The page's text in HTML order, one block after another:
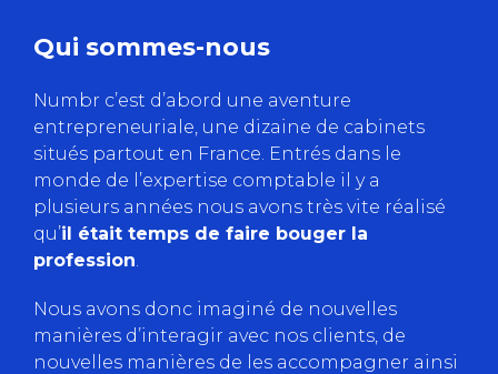
Qui sommes-nous
Numbr c’est d’abord une aventure
entrepreneuriale, une dizaine de cabinets
situés partout en France. Entrés dans le
monde de l’expertise comptable il y a
plusieurs années nous avons très vite réalisé
qu’il était temps de faire bouger la
profession
Nous avons donc imaginé de nouvelles
manières d’interagir avec nos clients, de
nouvelles manières de les accompagner ainsi